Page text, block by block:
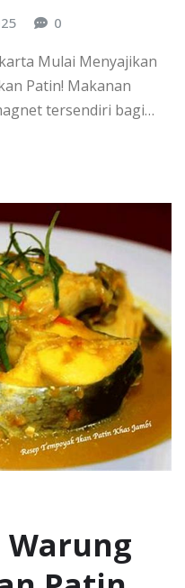
0
Mulai Menyajikan
Patin! Makanan
tersendiri bagi…